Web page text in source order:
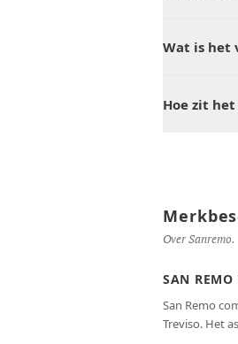
Wat is het
Hoe zit
Over Sanremo.
SAN REMO
San Remo
Treviso. Het